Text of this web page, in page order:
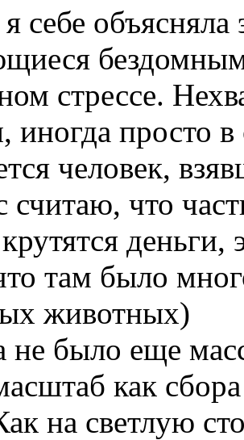
себе
стрессе.
иногда просто
человек,
считаю, что
там было
животных)
не было еще
как
на светлую